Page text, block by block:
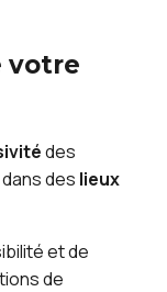
votre
des
dans des lieux
et de
de